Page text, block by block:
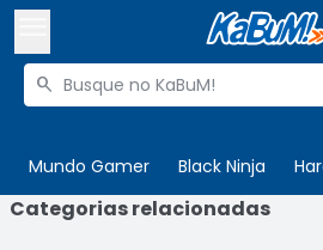
Buscar produtos

Mundo Gamer Black Ninja
Olá. Acesse sua conta
Categorias relacionadas